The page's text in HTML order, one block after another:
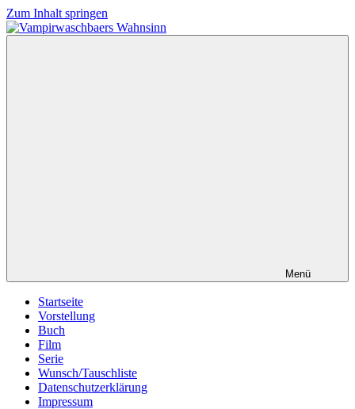
Zum Inhalt springen
Menü
Startseite
Vorstellung
Buch
Film
Serie
Wunsch/Tauschliste
Datenschutzerklärung
Impressum